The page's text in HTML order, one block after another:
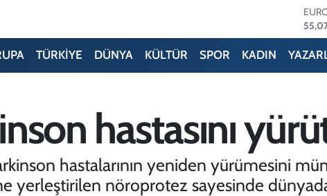
TÜRKİYE DÜNYA KÜLTÜR SPOR KADIN
hastasını
hastalarının yeniden yürümesini
yerleştirilen nöroprotez sayesinde